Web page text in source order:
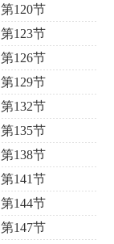
第120节
第123节
第126节
第129节
第132节
第135节
第138节
第141节
第144节
第147节